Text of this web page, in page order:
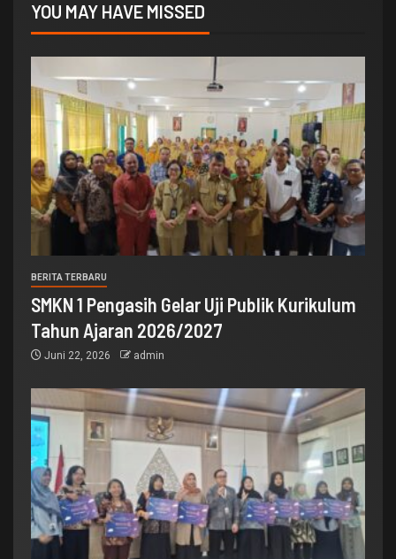
YOU MAY HAVE MISSED
BERITA TERBARU
SMKN 1 Pengasih Gelar Uji Publik Kurikulum
Tahun Ajaran 2026/2027
Juni 22, 2026 admin